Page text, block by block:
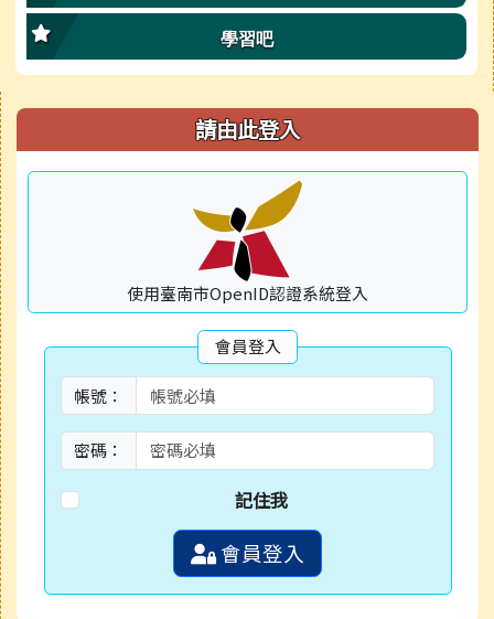
學習吧
右邊區域內容 請由此登入
使用臺南市OpenID認證系統登入
會員登入
帳號：
密碼：
記住我
會員登入